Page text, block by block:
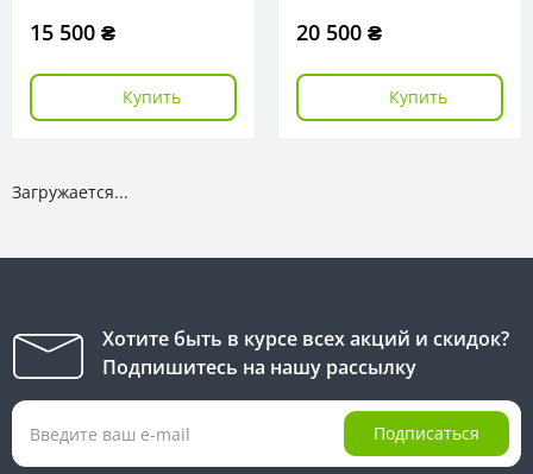
15 500 ₴
Купить
20 500 ₴
Купить
Загружается...
Хотите быть в курсе всех акций и скидок?
Подпишитесь на нашу рассылку
Подписаться